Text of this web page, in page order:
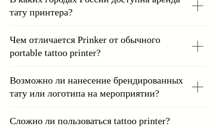
тату принтера?
Чем отличается Prinker от обычного
portable tattoo printer?
Возможно ли нанесение брендированных
тату или логотипа на мероприятии?
Сложно ли пользоваться tattoo printer?